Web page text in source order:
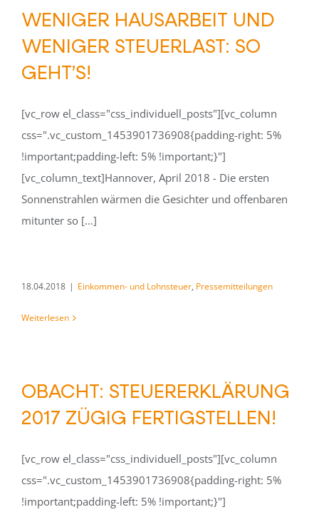
WENIGER HAUSARBEIT UND
WENIGER STEUERLAST: SO
GEHT’S!
[vc_row el_class="css_individuell_posts"][vc_column
css=".vc_custom_1453901736908{padding-right: 5%
!important;padding-left: 5% !important;}"]
[vc_column_text]Hannover, April 2018 - Die ersten
Sonnenstrahlen wärmen die Gesichter und offenbaren
mitunter so [...]
18.04.2018 | Einkommen- und Lohnsteuer, Pressemitteilungen
Weiterlesen
OBACHT: STEUERERKLÄRUNG
2017 ZÜGIG FERTIGSTELLEN!
[vc_row el_class="css_individuell_posts"][vc_column
css=".vc_custom_1453901736908{padding-right: 5%
!important;padding-left: 5% !important;}"]